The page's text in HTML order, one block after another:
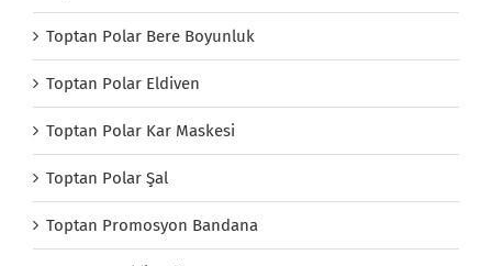
Toptan Polar Bere Boyunluk
Toptan Polar Eldiven
Toptan Polar Kar Maskesi
Toptan Polar Şal
Toptan Promosyon Bandana